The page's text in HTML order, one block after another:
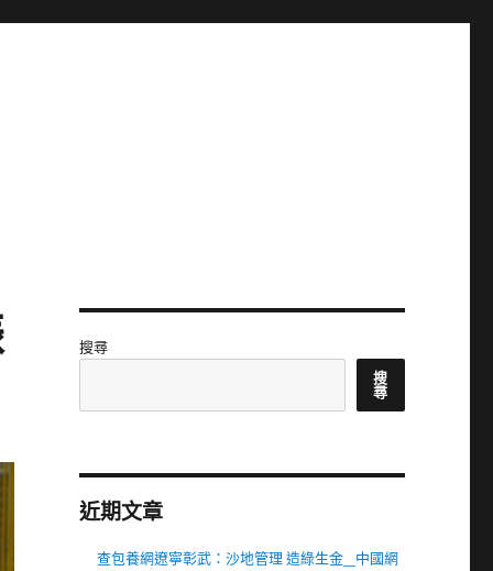
搜尋
搜
尋
近期文章
查包養網遼寧彰武：沙地管理 造綠生金_中國網